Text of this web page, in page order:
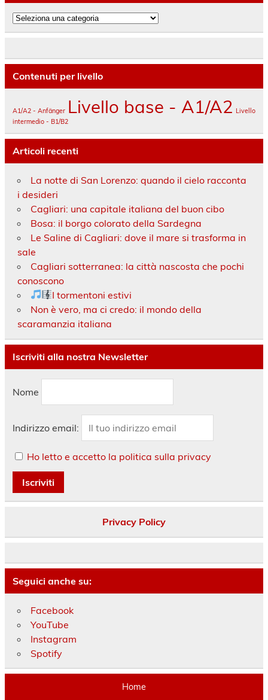
Categorie
Contenuti per livello
A1/A2 - Anfänger Livello base - A1/A2 Livello
intermedio - B1/B2
Articoli recenti
La notte di San Lorenzo: quando il cielo racconta
i desideri
Cagliari: una capitale italiana del buon cibo
Bosa: il borgo colorato della Sardegna
Le Saline di Cagliari: dove il mare si trasforma in
sale
Cagliari sotterranea: la città nascosta che pochi
conoscono
I tormentoni estivi
Non è vero, ma ci credo: il mondo della
scaramanzia italiana
Iscriviti alla nostra Newsletter
Nome
Indirizzo email:
Ho letto e accetto la politica sulla privacy
Privacy Policy
Seguici anche su:
Facebook
YouTube
Instagram
Spotify
Home